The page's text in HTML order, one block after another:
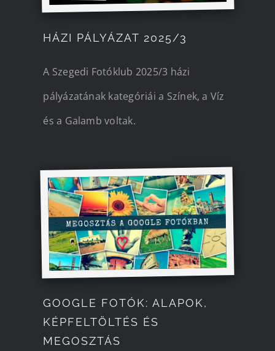
HÁZI PÁLYÁZAT 2025/3
A Szegedi Fotóklub 2025/3 házi
pályázatának kategóriái a Színek, a Víz
és a Galamb voltak.
GOOGLE FOTÓK: ALAPOK,
KÉPFELTÖLTÉS ÉS
MEGOSZTÁS